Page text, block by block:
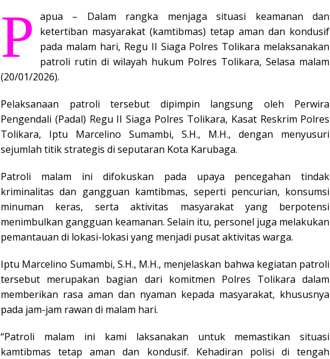
P apua – Dalam rangka menjaga situasi keamanan dan
ketertiban masyarakat (kamtibmas) tetap aman dan kondusif
pada malam hari, Regu II Siaga Polres Tolikara melaksanakan
patroli rutin di wilayah hukum Polres Tolikara, Selasa malam
(20/01/2026).
Pelaksanaan patroli tersebut dipimpin langsung oleh Perwira
Pengendali (Padal) Regu II Siaga Polres Tolikara, Kasat Reskrim Polres
Tolikara, Iptu Marcelino Sumambi, S.H., M.H., dengan menyusuri
sejumlah titik strategis di seputaran Kota Karubaga.
Patroli malam ini difokuskan pada upaya pencegahan tindak
kriminalitas dan gangguan kamtibmas, seperti pencurian, konsumsi
minuman keras, serta aktivitas masyarakat yang berpotensi
menimbulkan gangguan keamanan. Selain itu, personel juga melakukan
pemantauan di lokasi-lokasi yang menjadi pusat aktivitas warga.
Iptu Marcelino Sumambi, S.H., M.H., menjelaskan bahwa kegiatan patroli
tersebut merupakan bagian dari komitmen Polres Tolikara dalam
memberikan rasa aman dan nyaman kepada masyarakat, khususnya
pada jam-jam rawan di malam hari.
“Patroli malam ini kami laksanakan untuk memastikan situasi
kamtibmas tetap aman dan kondusif. Kehadiran polisi di tengah